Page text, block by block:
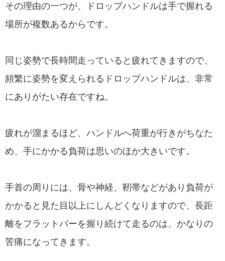
その理由の一つが、ドロップハンドルは手で握れる
場所が複数あるからです。
同じ姿勢で長時間走っていると疲れてきますので、
頻繁に姿勢を変えられるドロップハンドルは、非常
にありがたい存在ですね。
疲れが溜まるほど、ハンドルへ荷重が行きがちなた
め、手にかかる負荷は思いのほか大きいです。
手首の周りには、骨や神経、靭帯などがあり負荷が
かかると見た目以上にしんどくなりますので、長距
離をフラットバーを握り続けて走るのは、かなりの
苦痛になってきます。